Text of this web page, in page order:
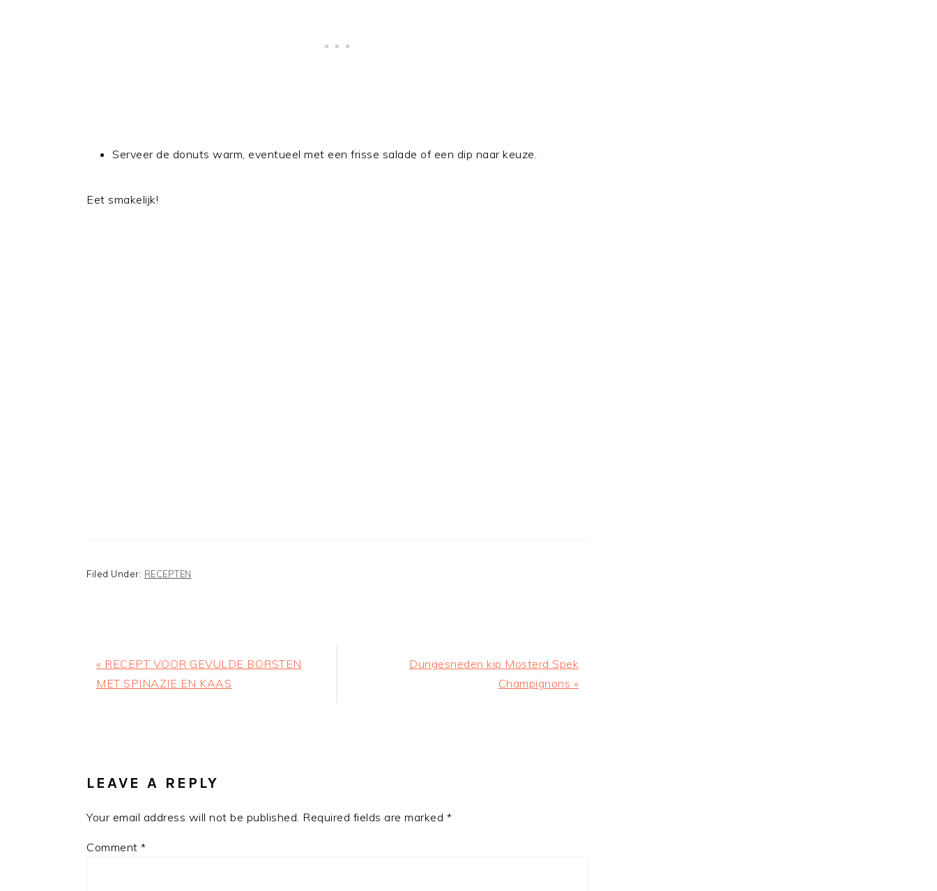
Serveer de donuts warm, eventueel met een frisse salade of een dip naar keuze.
Eet smakelijk!
Filed Under: RECEPTEN
Previous
Post:
« RECEPT VOOR GEVULDE BORSTEN
MET SPINAZIE EN KAAS
Next
Dungesneden kip Mosterd Spek
Champignons »
LEAVE A REPLY
Your email address will not be published. Required fields are marked *
Comment *